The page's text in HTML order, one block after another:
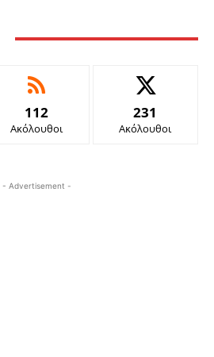
112
Ακόλουθοι
231
Ακόλουθοι
- Advertisement -